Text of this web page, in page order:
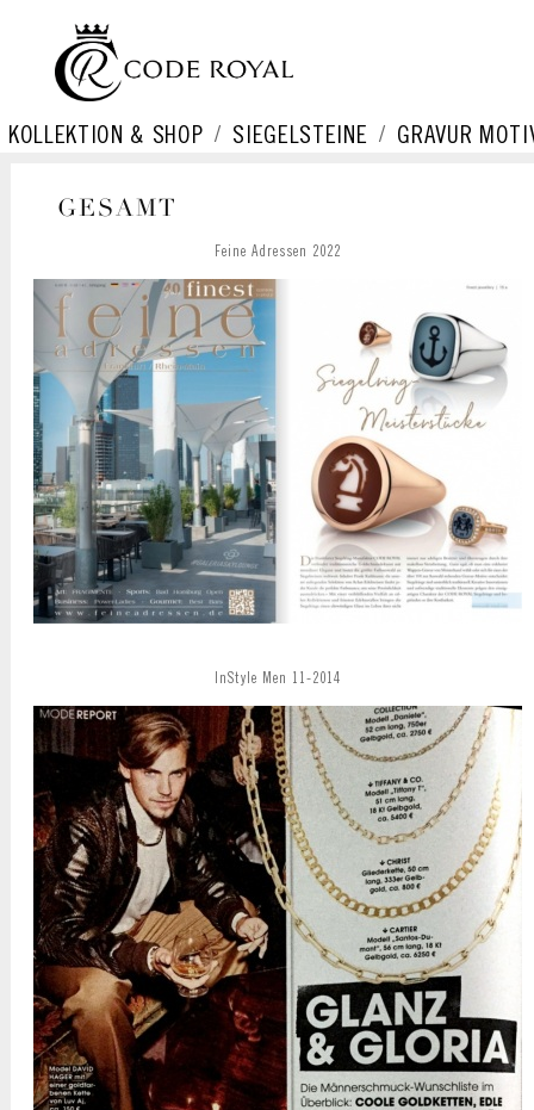
KOLLEKTION & SHOP SIEGELSTEINE GRAVUR
GESAMT
Feine Adressen 2022
InStyle Men 11-2014